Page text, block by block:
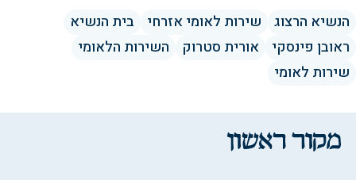
הנשיא הרצוג שירות לאומי אזרחי
בית הנשיא
ראובן פינסקי
אורית סטרוק
השירות הלאומי
שירות לאומי